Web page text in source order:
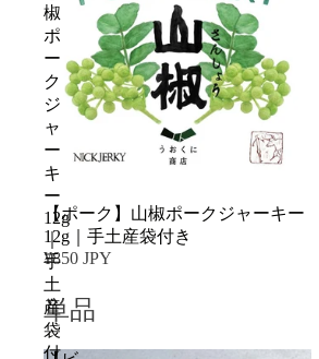
椒
ポ
ー
ク
ジ
ャ
ー
キ
ー
12g
｜
手
土
産
袋
付
【ポーク】山椒ポークジャーキー
12g｜手土産袋付き
¥850 JPY
単品